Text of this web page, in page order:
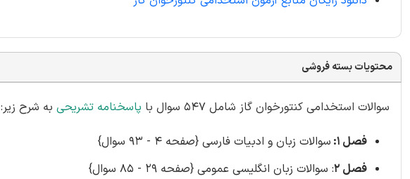
محتویات بسته فروشی
سوالات استخدامی کنتورخوان گاز شامل 547 سوال با پاسخنامه تشریحی به شرح زیر:
فصل 1:
سوالات زبان و ادبیات فارسی {صفحه 4 - 93 سوال}
فصل 2 : سوالات زبان انگلیسی عمومی {صفحه 29 - 85 سوال}